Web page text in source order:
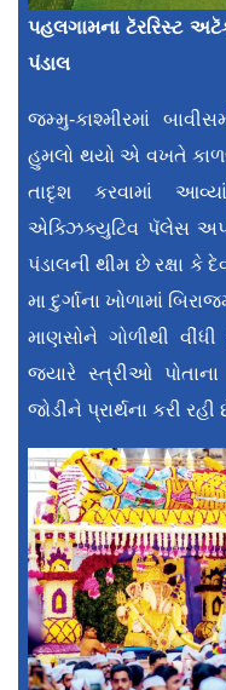
પહલગામના ટૅરરિસ્ટ
પંડાલ
જમ્મુ-કાશ્મીરમાં
હુમલો થયો એ વખતે
તાદૃશ કરવામાં
એક્ઝિક્યુટિવ પૅલેસ
પંડાલની થીમ છે રક્ષા કે
મા દુર્ગાના ખોળામાં
માણસોને ગોળીથી
જ્યારે સ્ત્રીઓ
જોડીને પ્રાર્થના કરી રહી